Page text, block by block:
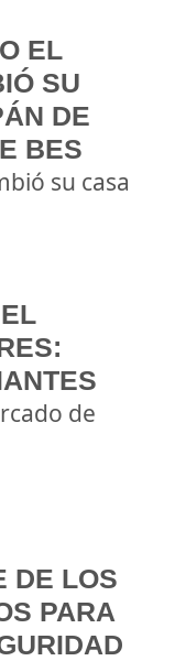
EL
SU
DE
BES
su casa
de
DE LOS
PARA